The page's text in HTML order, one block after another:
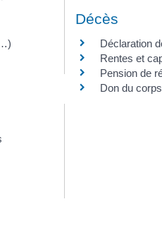
Décès
Déclaration
Rentes et
Pension de
Don du